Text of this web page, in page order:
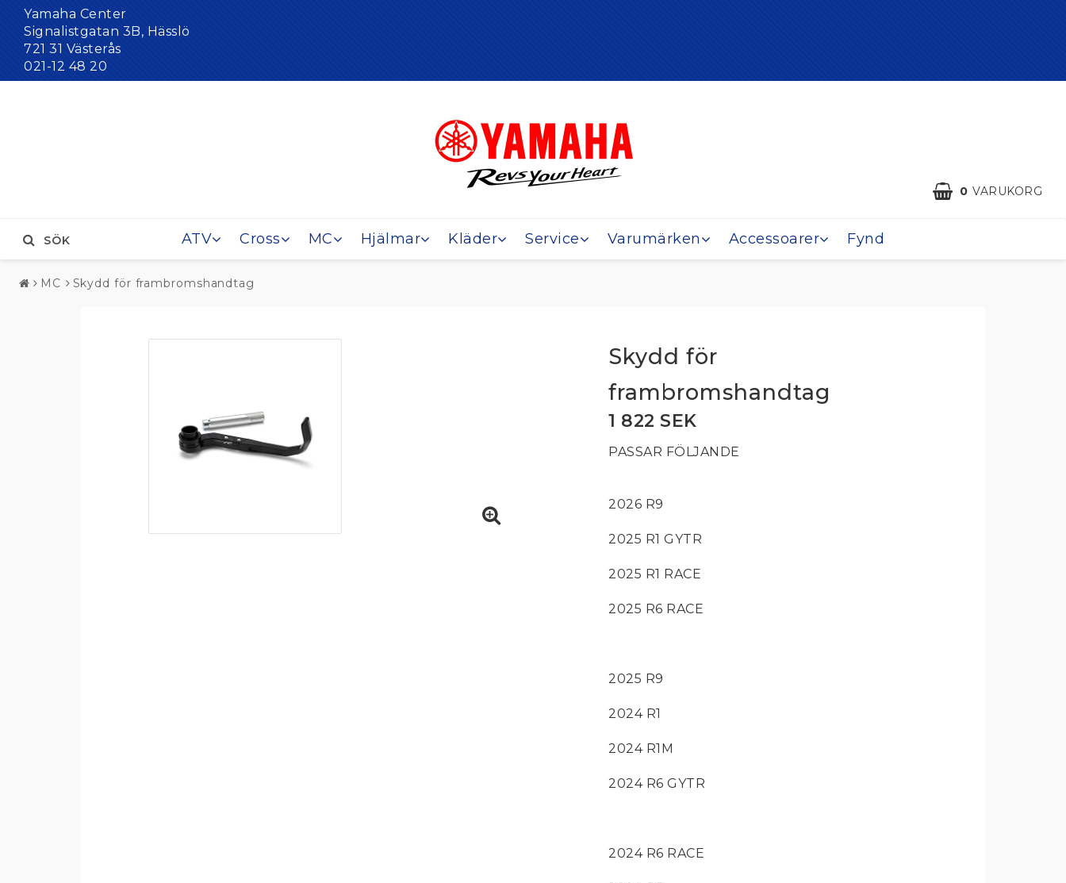
Yamaha Center
Signalistgatan 3B, Hässlö
721 31 Västerås
021-12 48 20
0 VARUKORG
ATV Cross MC Hjälmar Kläder Service Varumärken Accessoarer Fynd
SÖK
MC Skydd för frambromshandtag
Skydd för
frambromshandtag
1 822 SEK
PASSAR FÖLJANDE
2026 R9
2025 R1 GYTR
2025 R1 RACE
2025 R6 RACE
2025 R9
2024 R1
2024 R1M
2024 R6 GYTR
2024 R6 RACE